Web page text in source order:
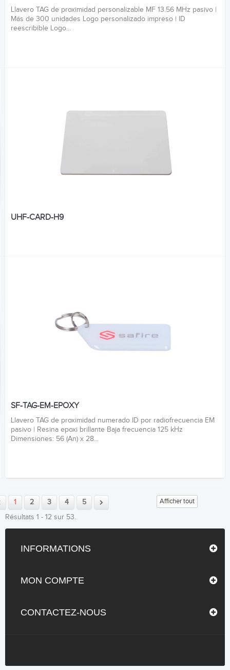
Llavero TAG de proximidad personalizable MF 13.56 MHz pasivo |
Más de 300 unidades Logo personalizado impreso | ID
reescribible Logo...
UHF-CARD-H9
SF-TAG-EM-EPOXY
Llavero TAG de proximidad numerado ID por radiofrecuencia EM
pasivo | Resina epoxi brillante Baja frecuencia 125 kHz
Dimensiones: 56 (An) x 28...
Afficher tout
1 2 3 4
5
Résultats 1 - 12 sur 53.
INFORMATIONS
MON COMPTE
CONTACTEZ-NOUS